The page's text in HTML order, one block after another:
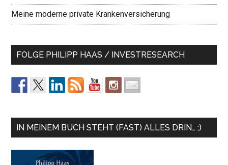
Meine moderne private Krankenversicherung
FOLGE PHILIPP HAAS / INVESTRESEARCH
IN MEINEM BUCH STEHT (FAST) ALLES DRIN… ;)